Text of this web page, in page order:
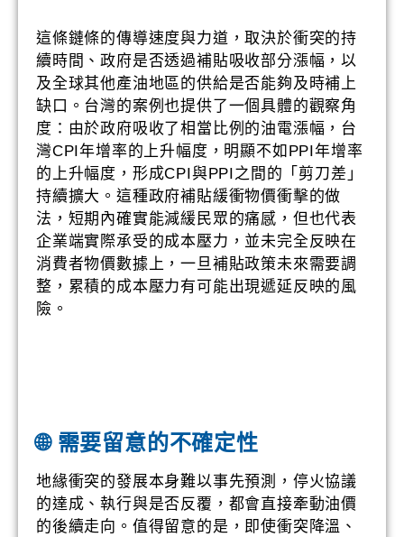
這條鏈條的傳導速度與力道，取決於衝突的持
續時間、政府是否透過補貼吸收部分漲幅，以
及全球其他產油地區的供給是否能夠及時補上
缺口。台灣的案例也提供了一個具體的觀察角
度：由於政府吸收了相當比例的油電漲幅，台
灣CPI年增率的上升幅度，明顯不如PPI年增率
的上升幅度，形成CPI與PPI之間的「剪刀差」
持續擴大。這種政府補貼緩衝物價衝擊的做
法，短期內確實能減緩民眾的痛感，但也代表
企業端實際承受的成本壓力，並未完全反映在
消費者物價數據上，一旦補貼政策未來需要調
整，累積的成本壓力有可能出現遞延反映的風
險。
🌐 需要留意的不確定性
地緣衝突的發展本身難以事先預測，停火協議
的達成、執行與是否反覆，都會直接牽動油價
的後續走向。值得留意的是，即使衝突降溫、